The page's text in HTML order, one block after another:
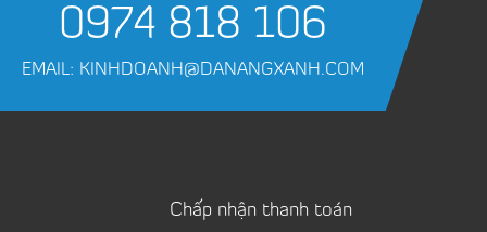
0974 818 106
EMAIL: KINHDOANH@DANANGXANH.COM
Chấp nhận thanh toán